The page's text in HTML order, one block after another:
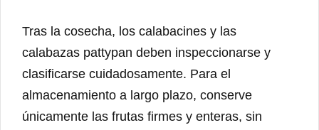
Tras la cosecha, los calabacines y las
calabazas pattypan deben inspeccionarse y
clasificarse cuidadosamente. Para el
almacenamiento a largo plazo, conserve
únicamente las frutas firmes y enteras, sin